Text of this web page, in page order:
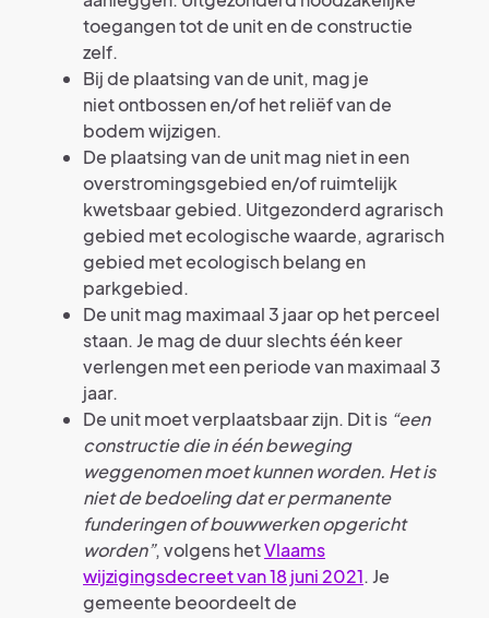
toegangen tot de unit en de constructie
zelf.
Bij de plaatsing van de unit, mag je
niet ontbossen en/of het reliëf van de
bodem wijzigen.
De plaatsing van de unit mag niet in een
overstromingsgebied en/of ruimtelijk
kwetsbaar gebied. Uitgezonderd agrarisch
gebied met ecologische waarde, agrarisch
gebied met ecologisch belang en
parkgebied.
De unit mag maximaal 3 jaar op het perceel
staan. Je mag de duur slechts één keer
verlengen met een periode van maximaal 3
jaar.
De unit moet verplaatsbaar zijn. Dit is “een
constructie die in één beweging
weggenomen moet kunnen worden. Het is
niet de bedoeling dat er permanente
funderingen of bouwwerken opgericht
worden”, volgens hetVlaams
wijzigingsdecreet van 18 juni 2021. Je
gemeente beoordeelt de